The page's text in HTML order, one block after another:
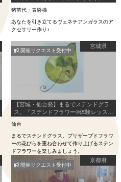
猪苗代・表磐梯
あなたを引き立てるヴェネチアンガラスのア
クセサリー作り♪
宮城県
【宮城・仙台発】まるでステンドグラ
ス。『ステンドフラワー®体験レッスン
仙台
まるでステンドグラス。プリザーブドフラワ
ーの花びらを重ね合わせて作り上げるステン
ドフラワーを楽しみましょう。
開催リクエスト受付中
京都府
開催リクエスト受付中